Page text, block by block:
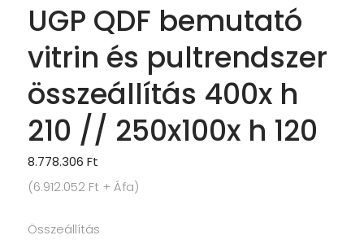
UGP QDF bemutató
vitrin és pultrendszer
összeállítás 400x h
210 // 250x100x h 120
8.778.306 Ft
(6.912.052 Ft + Áfa)
Összeállítás